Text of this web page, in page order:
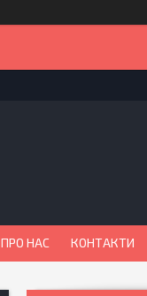
ПРО НАС КОНТАКТИ